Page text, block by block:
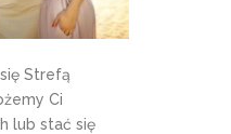
Strefą
Ci
lub stać się